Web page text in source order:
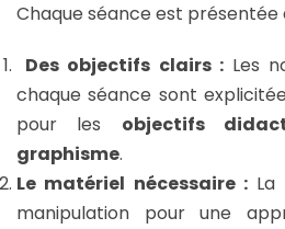
Chaque séance est présentée
Des objectifs clairs : Les
chaque séance sont
pour les objectifs
graphisme.
Le matériel nécessaire :
manipulation pour une